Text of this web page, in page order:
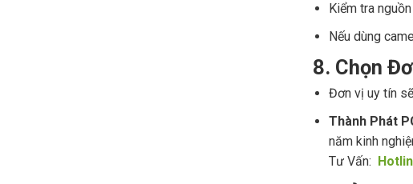
Kiểm tra
Nếu dùng
8. Chọn
Đơn vị uy tín
Thành Phát
năm kinh
Tư Vấn: